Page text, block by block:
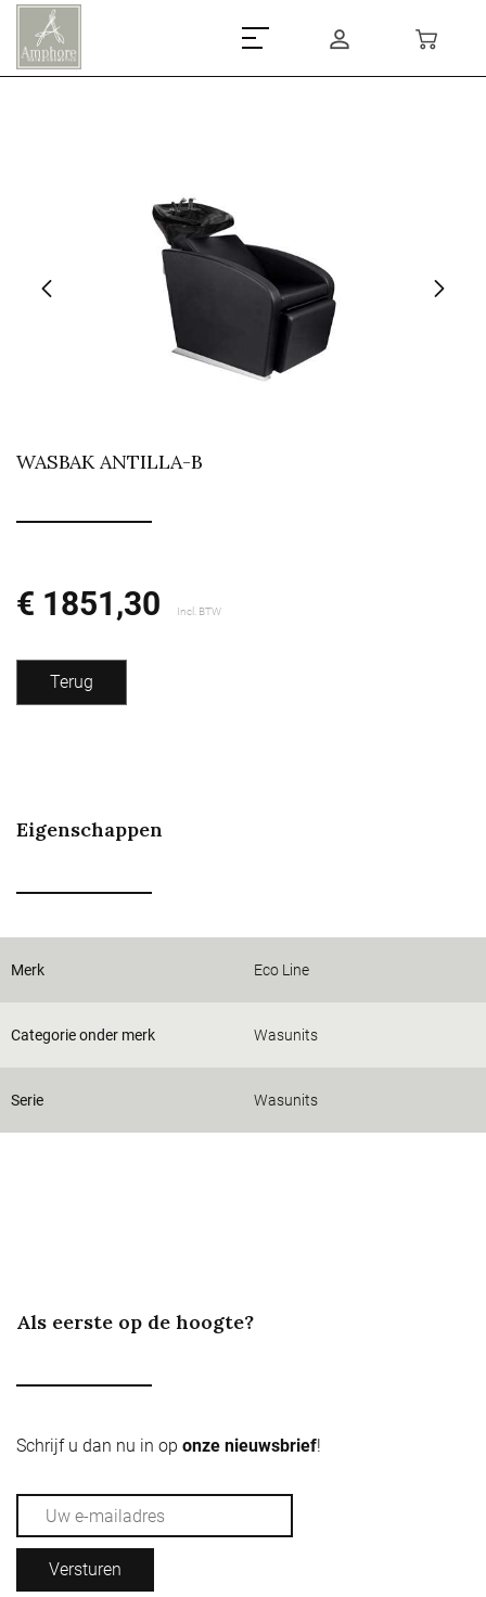
WASBAK ANTILLA-B
€ 1851,30 Incl. BTW
Terug
Eigenschappen
Merk Eco Line
Categorie onder merk Wasunits
Serie Wasunits
Als eerste op de hoogte?
Schrijf u dan nu in op onze nieuwsbrief!
Versturen